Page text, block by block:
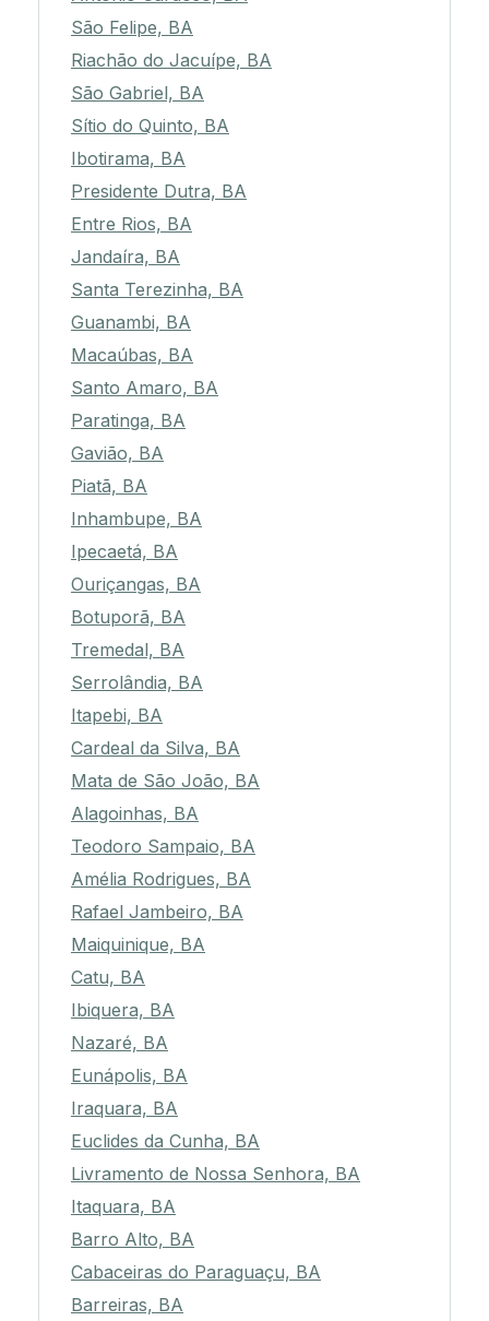
São Felipe, BA
Riachão do Jacuípe, BA
São Gabriel, BA
Sítio do Quinto, BA
Ibotirama, BA
Presidente Dutra, BA
Entre Rios, BA
Jandaíra, BA
Santa Terezinha, BA
Guanambi, BA
Macaúbas, BA
Santo Amaro, BA
Paratinga, BA
Gavião, BA
Piatã, BA
Inhambupe, BA
Ipecaetá, BA
Ouriçangas, BA
Botuporã, BA
Tremedal, BA
Serrolândia, BA
Itapebi, BA
Cardeal da Silva, BA
Mata de São João, BA
Alagoinhas, BA
Teodoro Sampaio, BA
Amélia Rodrigues, BA
Rafael Jambeiro, BA
Maiquinique, BA
Catu, BA
Ibiquera, BA
Nazaré, BA
Eunápolis, BA
Iraquara, BA
Euclides da Cunha, BA
Livramento de Nossa Senhora, BA
Itaquara, BA
Barro Alto, BA
Cabaceiras do Paraguaçu, BA
Barreiras, BA